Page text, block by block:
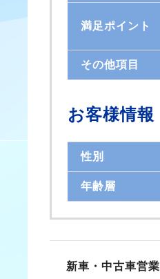
満足ポイント
その他項目
お客様情報
性別
年齢層
新車・中古車営業